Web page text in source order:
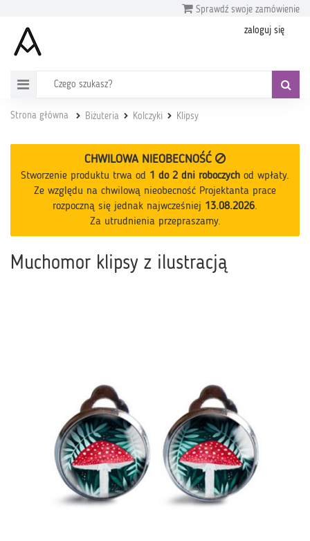
Sprawdź swoje zamówienie
zaloguj się
Strona główna Biżuteria Kolczyki Klipsy
CHWILOWA NIEOBECNOŚĆ
Stworzenie produktu trwa od 1 do 2 dni roboczych od wpłaty.
Ze względu na chwilową nieobecność Projektanta prace
rozpoczną się jednak najwcześniej 13.08.2026.
Za utrudnienia przepraszamy.
Muchomor klipsy z ilustracją